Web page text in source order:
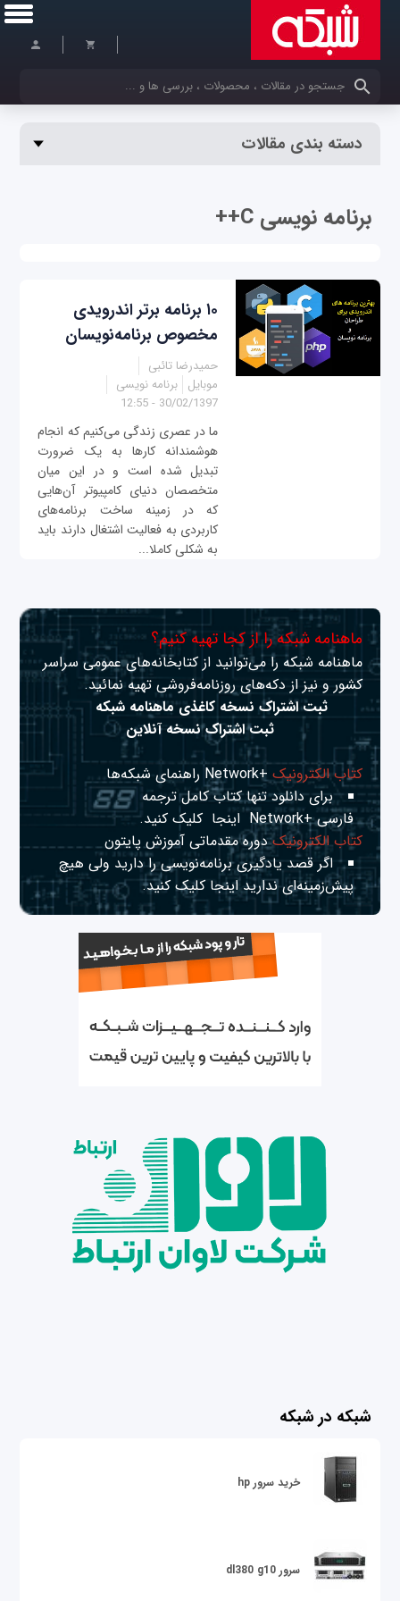
کلمات کلیدی خود را وارد کنید
دسته بندی مقالات
برنامه نویسی C++
۱۰ برنامه‌ برتر اندرویدی
مخصوص برنامه‌نویسان
حمیدرضا تائبی
موبایل برنامه نویسی
30/02/1397 - 12:55
ما در عصری زندگی می‌کنیم که انجام
هوشمندانه کارها به یک ضرورت
تبدیل شده است و در این میان
متخصصان دنیای کامپیوتر آن‌هایی
که در زمینه ساخت برنامه‌های
کاربردی به فعالیت اشتغال دارند باید
به شکلی کاملا...
ماهنامه شبکه را از کجا تهیه کنیم؟
ماهنامه شبکه را می‌توانید از کتابخانه‌های عمومی سراسر
کشور و نیز از دکه‌های روزنامه‌فروشی تهیه نمائید.
ثبت اشتراک نسخه کاغذی ماهنامه شبکه
ثبت اشتراک نسخه آنلاین
کتاب الکترونیک+Network راهنمای شبکه‌ها
برای دانلود تنها کتاب کامل ترجمه
فارسی +Network
اینجا کلیک کنید.
کتاب الکترونیکدوره مقدماتی آموزش پایتون
اگر قصد یادگیری برنامه‌نویسی را دارید ولی هیچ
پیش‌زمینه‌ای نداریداینجا کلیک کنید.
شبکه در شبکه
خرید سرور hp
سرور dl380 g10